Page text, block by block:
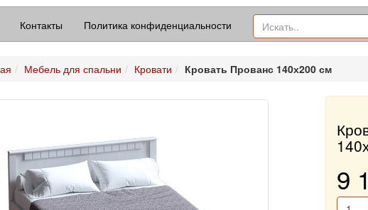
Контакты Политика конфиденциальности
Мебель для спальни Кровати Кровать Прованс 140х200 см
9